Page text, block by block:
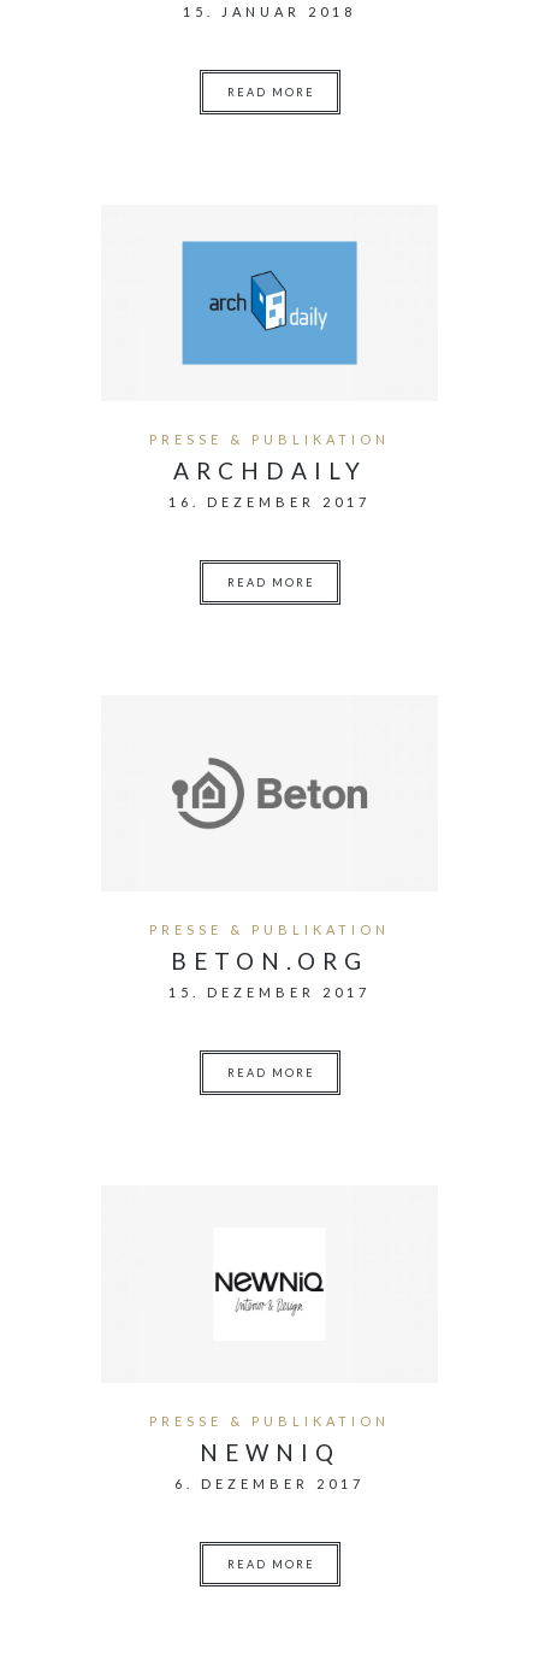
15. JANUAR 2018
READ MORE
PRESSE & PUBLIKATION
ARCHDAILY
16. DEZEMBER 2017
READ MORE
PRESSE & PUBLIKATION
BETON.ORG
15. DEZEMBER 2017
READ MORE
PRESSE & PUBLIKATION
NEWNIQ
6. DEZEMBER 2017
READ MORE